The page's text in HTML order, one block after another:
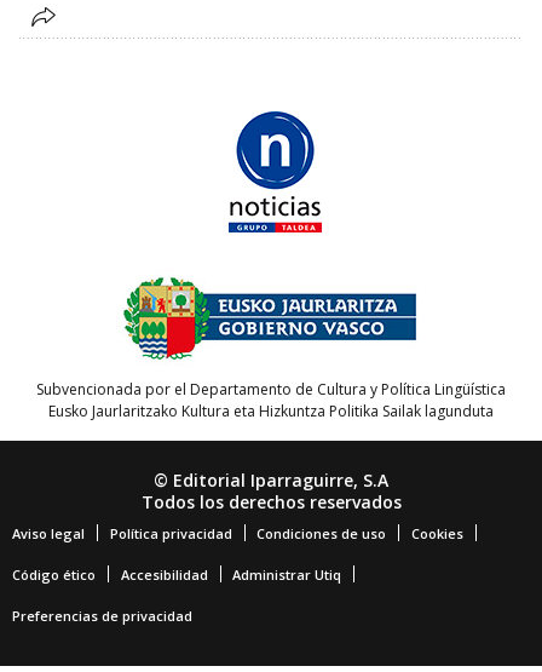
Subvencionada por el Departamento de Cultura y Política Lingüística
Eusko Jaurlaritzako Kultura eta Hizkuntza Politika Sailak lagunduta
© Editorial Iparraguirre, S.A
Todos los derechos reservados
Aviso legal Política privacidad Condiciones de uso Cookies
Código ético Accesibilidad Administrar Utiq
Preferencias de privacidad